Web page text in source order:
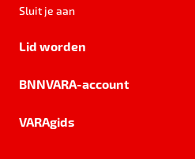
Sluit je aan
Lid worden
BNNVARA-account
VARAgids